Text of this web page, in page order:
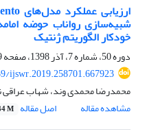
شبیه‌سازی رواناب حوضه
خودکار الگوریتم ژنتیک
دوره 50، شماره 7، آذر 1398، صفحه
ijswr.2019.258701.667923
محمدرضا محمدی وند، شهاب عراقی
مشاهده مقاله
اصل مقاله M